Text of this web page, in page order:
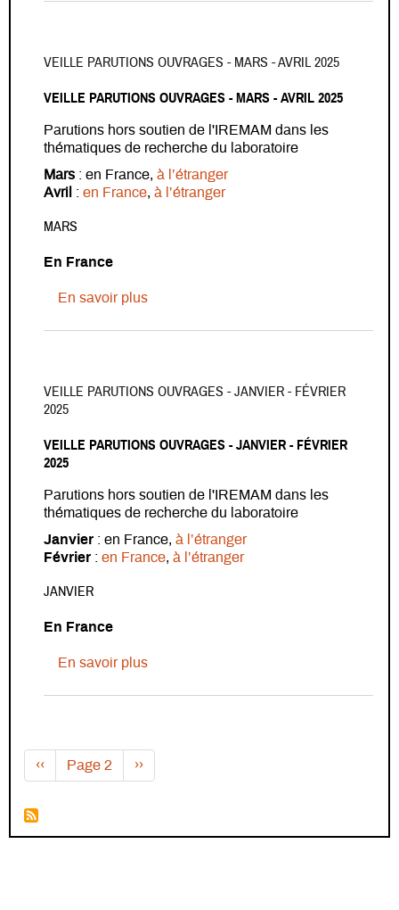
VEILLE PARUTIONS OUVRAGES - MARS - AVRIL 2025
VEILLE PARUTIONS OUVRAGES - MARS - AVRIL 2025
Parutions hors soutien de l'IREMAM dans les
thématiques de recherche du laboratoire
Mars : en France, à l’étranger
Avril : en France, à l’étranger
MARS
En France
En savoir plussur Veille parutions ouvrages - Mars -
VEILLE PARUTIONS OUVRAGES - JANVIER - FÉVRIER
2025
VEILLE PARUTIONS OUVRAGES - JANVIER - FÉVRIER
2025
Parutions hors soutien de l'IREMAM dans les
thématiques de recherche du laboratoire
Janvier : en France, à l’étranger
Février : en France, à l’étranger
JANVIER
En France
En savoir plussur Veille parutions ouvrages - Janvier
Page précédente
‹‹ Page 2 Page suivante
››